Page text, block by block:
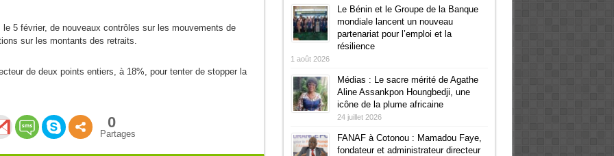
5 février, de nouveaux contrôles sur les mouvements de
sur les montants des retraits.
de deux points entiers, à 18%, pour tenter de stopper la
0
Partages
Le Bénin et le Groupe de la Banque
mondiale lancent un nouveau
partenariat pour l’emploi et la
résilience
1 août 2026
Médias : Le sacre mérité de Agathe
Aline Assankpon Houngbedji, une
icône de la plume africaine
24 juillet 2026
FANAF à Cotonou : Mamadou Faye,
fondateur et administrateur directeur